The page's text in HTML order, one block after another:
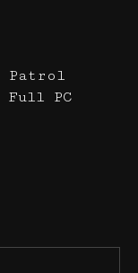
Patrol
PC